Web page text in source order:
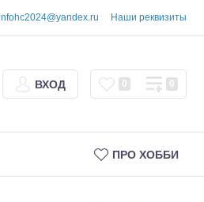
Наши реквизиты
ВХОД 0 0
ПРО ХОББИ